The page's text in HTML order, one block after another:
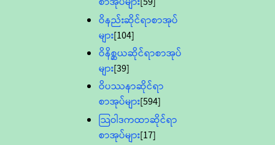
ဝိနည်းဆိုင်ရာစာအုပ်
များ[104]
ဝိနိစ္ဆယဆိုင်ရာစာအုပ်
များ[39]
ဝိပဿနာဆိုင်ရာ
စာအုပ်များ[594]
သြဝါဒကထာဆိုင်ရာ
စာအုပ်များ[17]